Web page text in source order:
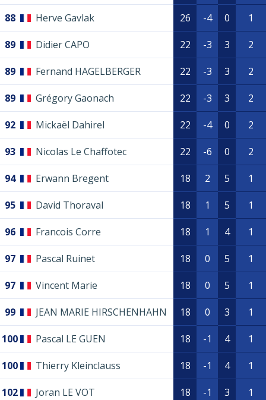
88 Herve Gavlak 26 -4 0 1
89 Didier CAPO 22 -3 3 2
89 Fernand HAGELBERGER 22 -3 3 2
89 Grégory Gaonach 22 -3 3 2
92 Mickaël Dahirel 22 -4 0 2
93 Nicolas Le Chaffotec 22 -6 0 2
94 Erwann Bregent 18 2 5 1
95 David Thoraval 18 1 5 1
96 Francois Corre 18 1 4 1
97 Pascal Ruinet 18 0 5 1
97 Vincent Marie 18 0 5 1
99 JEAN MARIE HIRSCHENHAHN 18 0 3 1
100 Pascal LE GUEN 18 -1 4 1
100 Thierry Kleinclauss 18 -1 4 1
102 Joran LE VOT 18 -1 3 1